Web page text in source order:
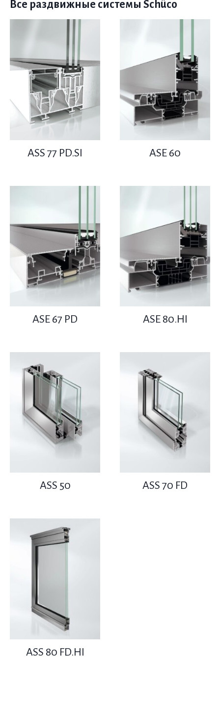
Все раздвижные системы Schüco
ASS 77 PD.SI ASE 60
ASE 67 PD ASE 80.HI
ASS 50 ASS 70 FD
ASS 80 FD.HI